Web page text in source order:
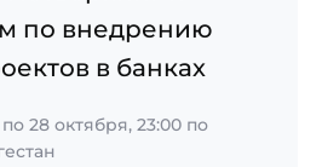
по внедрению
в банках
по 28 октября, 23:00 по